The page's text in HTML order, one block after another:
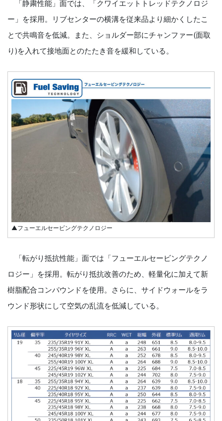
「静粛性能」面では、「クワイエットトレッドテクノロジ
ー」を採用。リブセンターの横溝を従来品より細かくしたこ
とで共鳴音を低減。また、ショルダー部にチャンファー(面取
り)を入れて接地面とのたたき音を緩和している。
▲フューエルセービングテクノロジー
「転がり抵抗性能」面では「フューエルセービングテクノ
ロジー」を採用。転がり抵抗改善のため、軽量化に加えて新
樹脂配合コンパウンドを使用。さらに、サイドウォールをラ
ウンド形状にして空気の乱流を低減している。